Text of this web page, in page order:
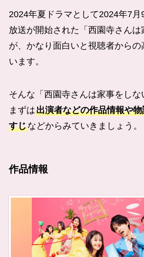
2024年夏ドラマとして2024年7月
放送が開始された「西園寺さんは
が、かなり面白いと視聴者からの
います。
そんな「西園寺さんは家事をしな
まずは出演者などの作品情報や
すじなどからみていきましょう。
作品情報